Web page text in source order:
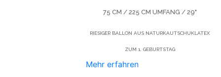
75 CM / 225 CM UMFANG / 29"
RIESIGER BALLON AUS NATURKAUTSCHUKLATEX
ZUM 1. GEBURTSTAG
Mehr erfahren